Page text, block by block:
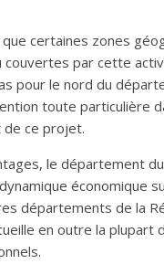
certaines zones
couvertes par cette
pour le nord du
toute particulière
ce projet.
le département
économique
départements de la
en outre la plupart